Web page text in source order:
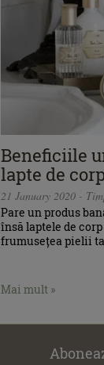
Beneficiile
lapte de
21 January 2020 -
Pare un produs
însă laptele de
frumusețea pielii
Mai mult »